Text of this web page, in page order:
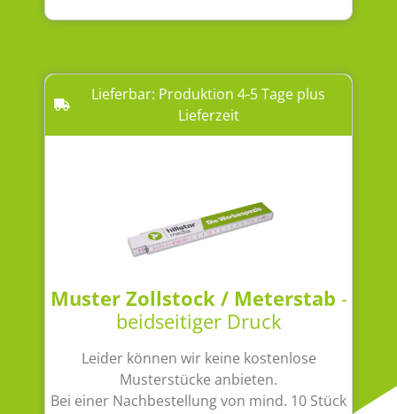
Lieferbar: Produktion 4-5 Tage plus
Lieferzeit
Muster Zollstock / Meterstab -
beidseitiger Druck
Leider können wir keine kostenlose
Musterstücke anbieten.
Bei einer Nachbestellung von mind. 10 Stück